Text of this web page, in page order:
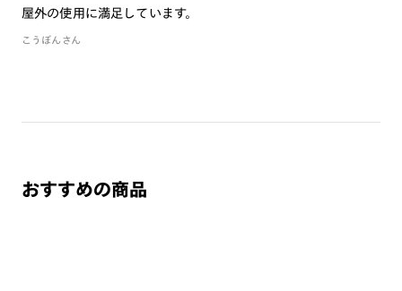
※オプションレンズと組み合わせた遠近両用（累進）レンズはオンラインシ
※フレームの天地幅は30mm以上推奨です。その他注意事項はレンズガイド
屋外の使用に満足しています。
こうぼんさん
おすすめの商品